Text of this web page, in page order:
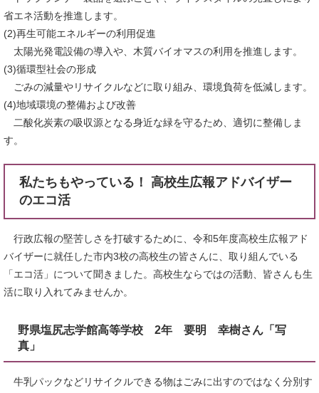
省エネ活動を推進します。
(2)再生可能エネルギーの利用促進
太陽光発電設備の導入や、木質バイオマスの利用を推進します。
(3)循環型社会の形成
ごみの減量やリサイクルなどに取り組み、環境負荷を低減します。
(4)地域環境の整備および改善
二酸化炭素の吸収源となる身近な緑を守るため、適切に整備しま
す。
私たちもやっている！ 高校生広報アドバイザー
のエコ活
行政広報の堅苦しさを打破するために、令和5年度高校生広報アド
バイザーに就任した市内3校の高校生の皆さんに、取り組んでいる
「エコ活」について聞きました。高校生ならではの活動、皆さんも生
活に取り入れてみませんか。
野県塩尻志学館高等学校 2年 要明 幸樹さん「写
真」
牛乳パックなどリサイクルできる物はごみに出すのではなく分別す